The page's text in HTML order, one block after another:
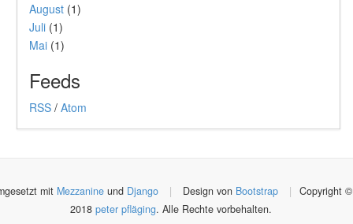
August (1)
Juli (1)
Mai (1)
Feeds
RSS / Atom
mit Mezzanineund Django | Design von Bootstrap |
Copyright ©
2018 peter pfläging. Alle Rechte vorbehalten.